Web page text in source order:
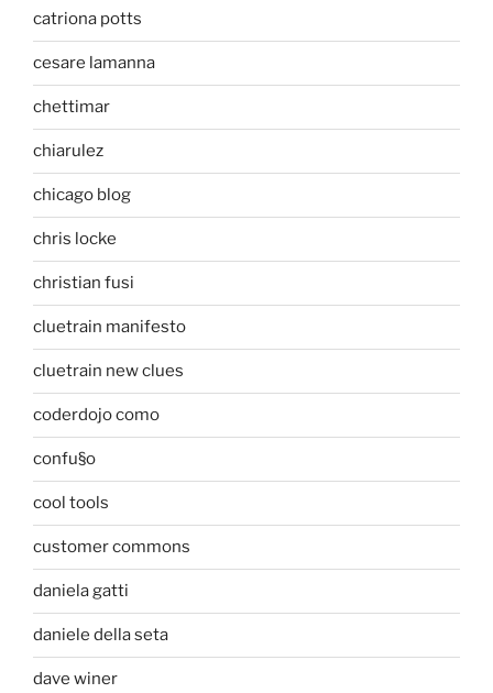
catriona potts
cesare lamanna
chettimar
chiarulez
chicago blog
chris locke
christian fusi
cluetrain manifesto
cluetrain new clues
coderdojo como
confu§o
cool tools
customer commons
daniela gatti
daniele della seta
dave winer